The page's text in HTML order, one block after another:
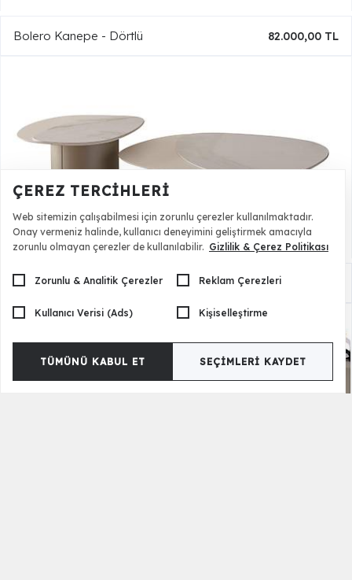
Bolero Kanepe - Dörtlü 82.000,00 TL
Altea Sehpa Seti 28.000,00 TL
ÇEREZ TERCIHLERI
Web sitemizin çalışabilmesi için zorunlu çerezler kullanılmaktadır.
Onay vermeniz halinde, kullanıcı deneyimini geliştirmek amacıyla
zorunlu olmayan çerezler de kullanılabilir. Gizlilik & Çerez Politikası
Zorunlu & Analitik Çerezler Reklam Çerezleri
Kullanıcı Verisi (Ads) Kişiselleştirme
TÜMÜNÜ KABUL ET SEÇIMLERI KAYDET